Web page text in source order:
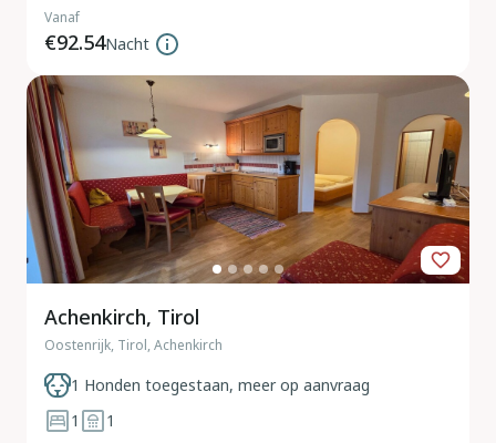
Vanaf
€92.54Nacht
Achenkirch, Tirol
Oostenrijk, Tirol, Achenkirch
1 Honden toegestaan, meer op aanvraag
1
1